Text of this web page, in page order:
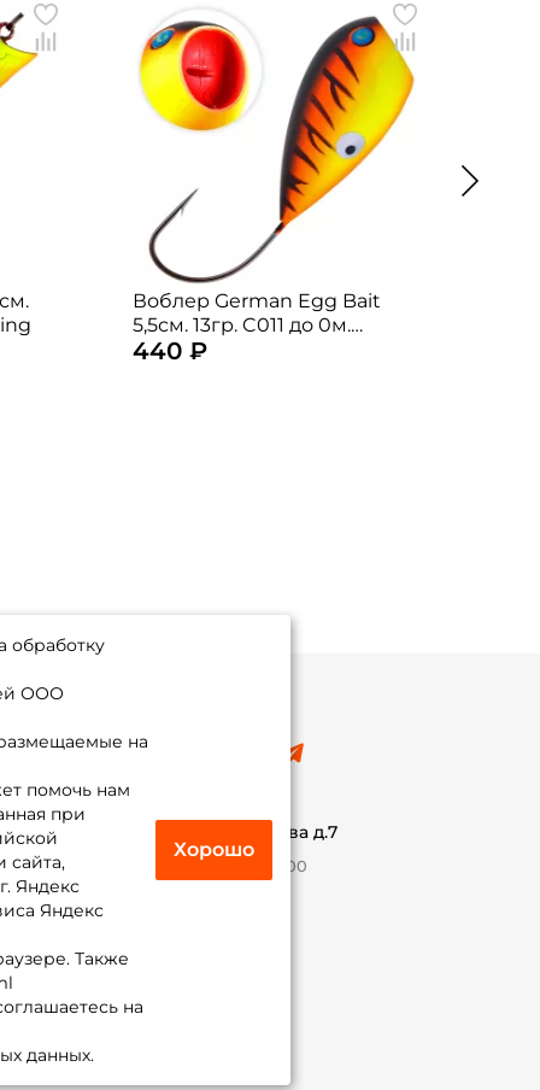
Воблер German Egg Bait
5,5см. 13гр. C011 до 0м.
floating
440 ₽
обработку
ООО
на
помочь нам
при
сайта,
Яндекс
Яндекс
Также
на
данных.
Хорошо
8 (495) 532-77-88
ул. Плеханова д.7
Ежедневно 10:00 до 20:00